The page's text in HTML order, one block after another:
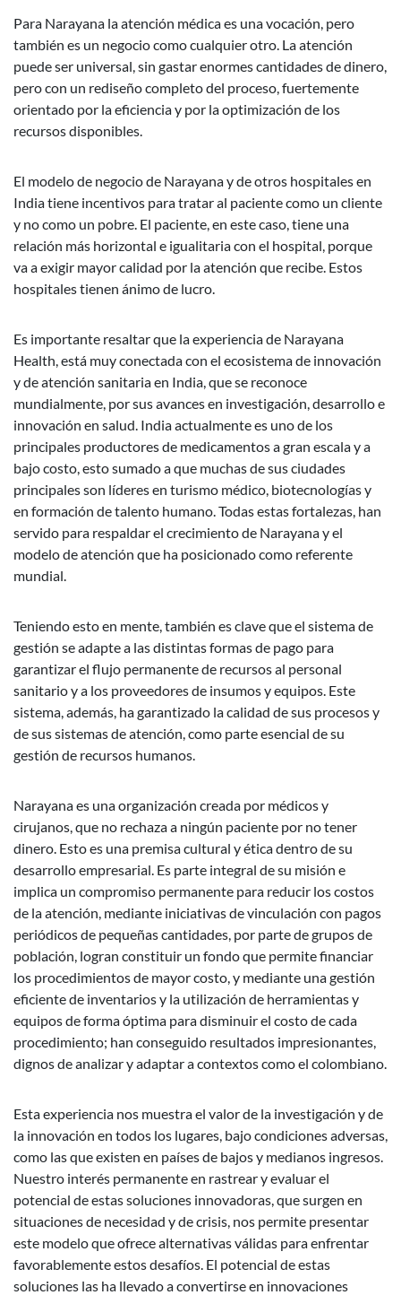
Para Narayana la atención médica es una vocación, pero
también es un negocio como cualquier otro. La atención
puede ser universal, sin gastar enormes cantidades de dinero,
pero con un rediseño completo del proceso, fuertemente
orientado por la eficiencia y por la optimización de los
recursos disponibles.
El modelo de negocio de Narayana y de otros hospitales en
India tiene incentivos para tratar al paciente como un cliente
y no como un pobre. El paciente, en este caso, tiene una
relación más horizontal e igualitaria con el hospital, porque
va a exigir mayor calidad por la atención que recibe. Estos
hospitales tienen ánimo de lucro.
Es importante resaltar que la experiencia de Narayana
Health, está muy conectada con el ecosistema de innovación
y de atención sanitaria en India, que se reconoce
mundialmente, por sus avances en investigación, desarrollo e
innovación en salud. India actualmente es uno de los
principales productores de medicamentos a gran escala y a
bajo costo, esto sumado a que muchas de sus ciudades
principales son líderes en turismo médico, biotecnologías y
en formación de talento humano. Todas estas fortalezas, han
servido para respaldar el crecimiento de Narayana y el
modelo de atención que ha posicionado como referente
mundial.
Teniendo esto en mente, también es clave que el sistema de
gestión se adapte a las distintas formas de pago para
garantizar el flujo permanente de recursos al personal
sanitario y a los proveedores de insumos y equipos. Este
sistema, además, ha garantizado la calidad de sus procesos y
de sus sistemas de atención, como parte esencial de su
gestión de recursos humanos.
Narayana es una organización creada por médicos y
cirujanos, que no rechaza a ningún paciente por no tener
dinero. Esto es una premisa cultural y ética dentro de su
desarrollo empresarial. Es parte integral de su misión e
implica un compromiso permanente para reducir los costos
de la atención, mediante iniciativas de vinculación con pagos
periódicos de pequeñas cantidades, por parte de grupos de
población, logran constituir un fondo que permite financiar
los procedimientos de mayor costo, y mediante una gestión
eficiente de inventarios y la utilización de herramientas y
equipos de forma óptima para disminuir el costo de cada
procedimiento; han conseguido resultados impresionantes,
dignos de analizar y adaptar a contextos como el colombiano.
Esta experiencia nos muestra el valor de la investigación y de
la innovación en todos los lugares, bajo condiciones adversas,
como las que existen en países de bajos y medianos ingresos.
Nuestro interés permanente en rastrear y evaluar el
potencial de estas soluciones innovadoras, que surgen en
situaciones de necesidad y de crisis, nos permite presentar
este modelo que ofrece alternativas válidas para enfrentar
favorablemente estos desafíos. El potencial de estas
soluciones las ha llevado a convertirse en innovaciones